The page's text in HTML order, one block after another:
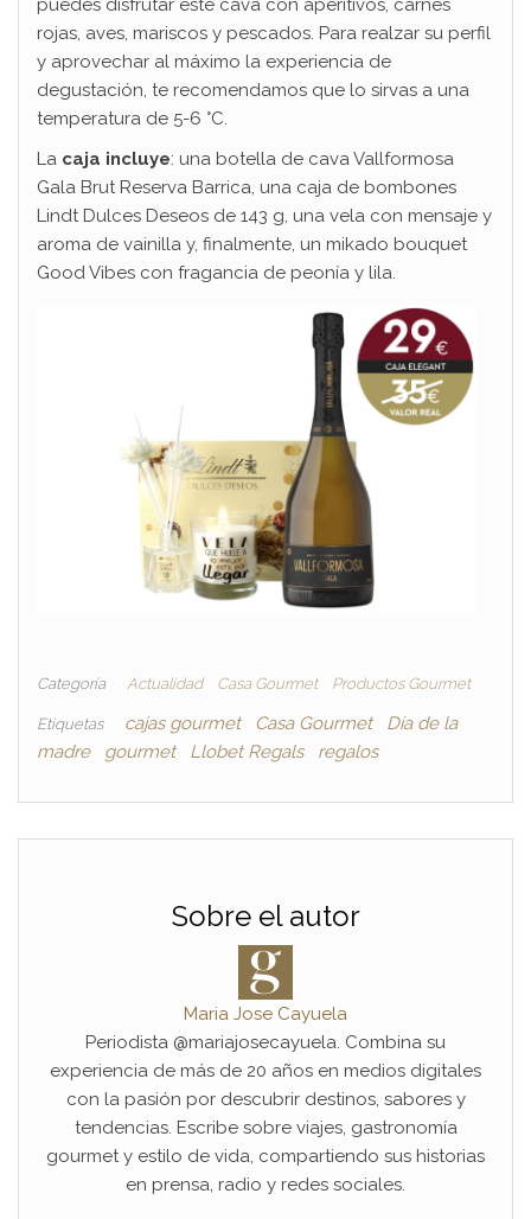
puedes disfrutar este cava con aperitivos, carnes
rojas, aves, mariscos y pescados. Para realzar su perfil
y aprovechar al máximo la experiencia de
degustación, te recomendamos que lo sirvas a una
temperatura de 5-6 °C.
La caja incluye: una botella de cava Vallformosa
Gala Brut Reserva Barrica, una caja de bombones
Lindt Dulces Deseos de 143 g, una vela con mensaje y
aroma de vainilla y, finalmente, un mikado bouquet
Good Vibes con fragancia de peonía y lila.
Categoría Actualidad Casa Gourmet Productos Gourmet
Etiquetas cajas gourmet Casa Gourmet
Día de la
madre
gourmet Llobet Regals regalos
Sobre el autor
Maria Jose Cayuela
Periodista @mariajosecayuela. Combina su
experiencia de más de 20 años en medios digitales
con la pasión por descubrir destinos, sabores y
tendencias. Escribe sobre viajes, gastronomía
gourmet y estilo de vida, compartiendo sus historias
en prensa, radio y redes sociales.